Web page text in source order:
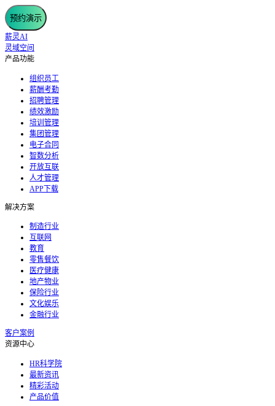
预约演示
薪灵AI
灵域空间
产品功能
组织员工
薪酬考勤
招聘管理
绩效激励
培训管理
集团管理
电子合同
智数分析
开放互联
人才管理
APP下载
解决方案
制造行业
互联网
教育
零售餐饮
医疗健康
地产物业
保险行业
文化娱乐
金融行业
客户案例
资源中心
HR科学院
最新资讯
精彩活动
产品价值